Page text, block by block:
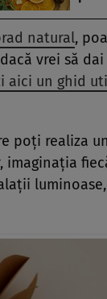
natural,
vrei să
aici un ghid
poți realiza
imaginația